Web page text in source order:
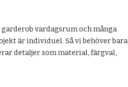
vardagsrum och många
är individuel. Så vi behöver bara
detaljer som material, färgval,